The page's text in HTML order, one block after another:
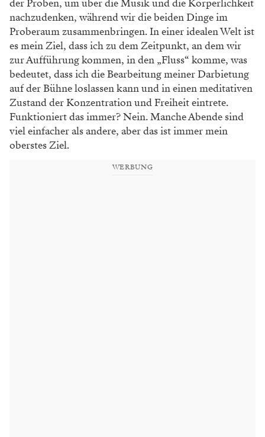
der Proben, um über die Musik und die Körperlichkeit
nachzudenken, während wir die beiden Dinge im
Proberaum zusammenbringen. In einer idealen Welt ist
es mein Ziel, dass ich zu dem Zeitpunkt, an dem wir
zur Aufführung kommen, in den „Fluss“ komme, was
bedeutet, dass ich die Bearbeitung meiner Darbietung
auf der Bühne loslassen kann und in einen meditativen
Zustand der Konzentration und Freiheit eintrete.
Funktioniert das immer? Nein. Manche Abende sind
viel einfacher als andere, aber das ist immer mein
oberstes Ziel.
WERBUNG